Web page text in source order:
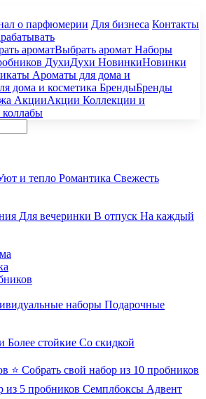
о парфюмерии Для бизнеса Контакты
ароматВыбрать аромат Наборы
ДухиДухи НовинкиНовинки
Ароматы для дома и
дома и косметика БрендыБренды
АкцииАкции Коллекции и
и тепло Романтика Свежесть
Для вечеринки В отпуск На каждый
наборы Подарочные
Более стойкие Со скидкой
⭐ Собрать свой набор из 10 пробников
из 5 пробников Семплбоксы Адвент